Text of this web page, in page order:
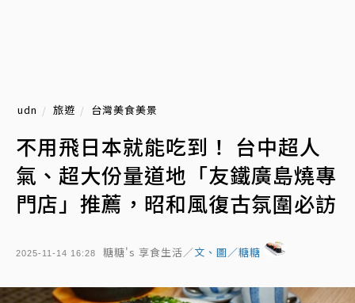
udn 旅遊 台灣美食美景
不用飛日本就能吃到！ 台中超人
氣、超大份量道地「友鐵廣島燒專
門店」推薦，昭和風復古氛圍必訪
2025-11-14 16:28 糖糖's 享食生活／文、圖／糖糖